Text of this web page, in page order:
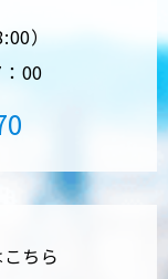
）
00
ちら